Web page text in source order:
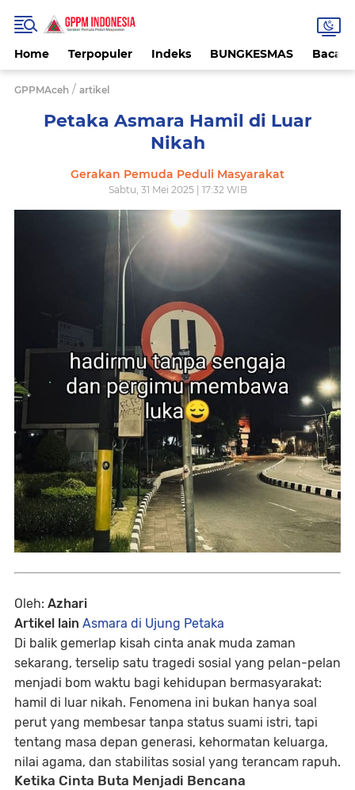
Home Terpopuler Indeks BUNGKESMAS
GPPMAceh / artikel
Petaka Asmara Hamil di Luar
Nikah
Gerakan Pemuda Peduli Masyarakat
Sabtu, 31 Mei 2025 | 17:32 WIB
Oleh: Azhari
Artikel lain Asmara di Ujung Petaka
Di balik gemerlap kisah cinta anak muda zaman
sekarang, terselip satu tragedi sosial yang pelan-pelan
menjadi bom waktu bagi kehidupan bermasyarakat:
hamil di luar nikah. Fenomena ini bukan hanya soal
perut yang membesar tanpa status suami istri, tapi
tentang masa depan generasi, kehormatan keluarga,
nilai agama, dan stabilitas sosial yang terancam rapuh.
Ketika Cinta Buta Menjadi Bencana